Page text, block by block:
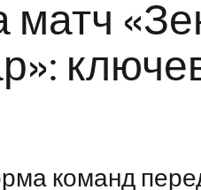
матч
команд